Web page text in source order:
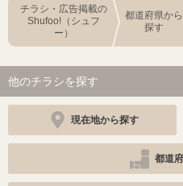
チラシ・広告掲載の
Shufoo!（シュフ
ー）
都道府県から
探す
他のチラシを探す
現在地から探す
都道